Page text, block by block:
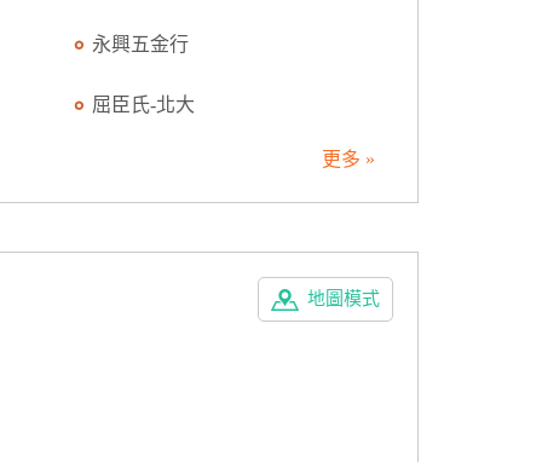
永興五金行
屈臣氏-北大
更多 »
地圖模式